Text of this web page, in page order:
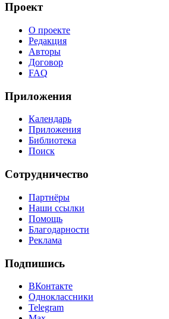
Проект
О проекте
Редакция
Авторы
Договор
FAQ
Приложения
Календарь
Приложения
Библиотека
Поиск
Сотрудничество
Партнёры
Наши ссылки
Помощь
Благодарности
Реклама
Подпишись
ВКонтакте
Одноклассники
Telegram